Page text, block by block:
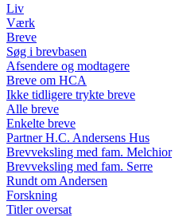
Liv
Værk
Breve
Søg i brevbasen
Afsendere og modtagere
Breve om HCA
Ikke tidligere trykte breve
Alle breve
Enkelte breve
Partner H.C. Andersens Hus
Brevveksling med fam. Melchior
Brevveksling med fam. Serre
Rundt om Andersen
Forskning
Titler oversat